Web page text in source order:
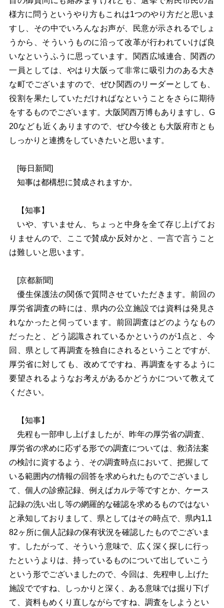
様方に問うというやり方もこれは1つのやり方だと思いま
すし、その中でいろんなお声が、民意が示されるでしょ
うから、そういうものに沿って改革が行われていけば良
いなというふうに思っています。関西広域連合、関西の
一員としては、やはり大阪って非常に吸引力のある大き
な町でございますので、ぜひ関西のリーダーとしても、
役割を果たしていただければなということをさらに期待
をするものでございます。大阪関西万博もありますし、G
20なども近くありますので、ぜひ今後とも大阪府市とも
しっかりと連携をしていきたいと思います。
[毎日新聞]
知事は都構想に賛成されますか。
【知事】
いや、すいません、ちょっと中身を全て存じ上げてお
りませんので、ここで賛成か反対かと、一言で言うこと
は難しいと思います。
[京都新聞]
優生保護法の関係で質問させていただきます。前回の
厚労省調査の時には、県内の公立施設では資料は発見さ
れなかったと伺っています。前回調査はどのようなもの
だったと、どう認識されているかというのが1点と、今
回、県として再調査を独自にされるということですが、
厚労省に対しても、改めてですね、再調査をするように
要望されるようなお考えがあるかどうかについて教えて
ください。
【知事】
先程も一部申し上げましたが、昨年の厚労省の調査、
厚労省の求めに応ずる形での調査については、救済法案
の検討に資するよう、その調査時点において、把握して
いる範囲内の情報の回答を求められたものでございまし
て、個人の診療記録、例えばカルテ等ですとか、ケース
記録の洗い出し等の網羅的な確認を求めるものではない
と承知しておりまして、県としてはその時点で、県内1,1
82ヶ所に個人記録の保有状況を確認したものでございま
す。したがって、そういう意味で、広く深く探しに行っ
たというよりは、持っているものについて出していこう
という形でございましたので、今回は、先程申し上げた
施設でですね、しっかりと深く、ある意味では掘り下げ
て、資料もめくり直しながらですね、調査をしようとい